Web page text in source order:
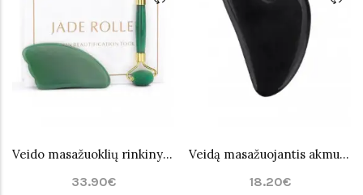
Veido masažuoklių rinkinys žalio Nefrito Jade
33.90€
Veidą masažuojantis akmuo juodo Obsidiano Jade
18.20€